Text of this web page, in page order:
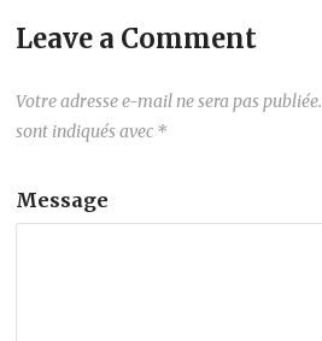
Leave a Comment
Votre adresse e-mail ne sera pas publiée.
sont indiqués avec *
Message